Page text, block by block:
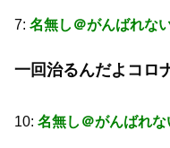
7: 名無し＠がんばれな
一回治るんだよコロ
10: 名無し＠がんばれな